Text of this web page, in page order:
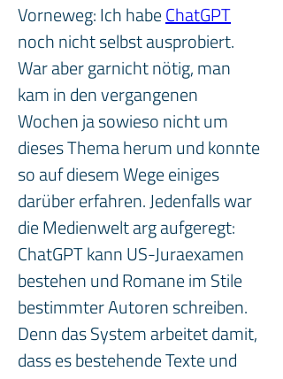
Vorneweg: Ich habe ChatGPT
noch nicht selbst ausprobiert.
War aber garnicht nötig, man
kam in den vergangenen
Wochen ja sowieso nicht um
dieses Thema herum und konnte
so auf diesem Wege einiges
darüber erfahren. Jedenfalls war
die Medienwelt arg aufgeregt:
ChatGPT kann US-Juraexamen
bestehen und Romane im Stile
bestimmter Autoren schreiben.
Denn das System arbeitet damit,
dass es bestehende Texte und